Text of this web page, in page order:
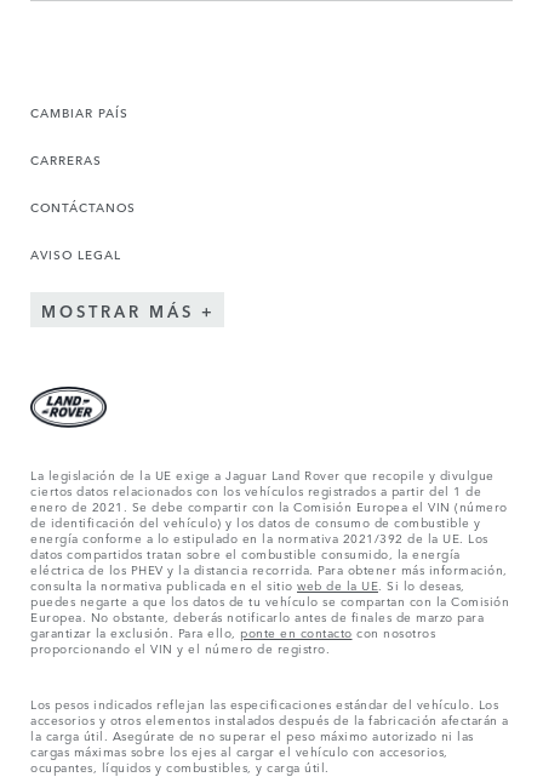
CAMBIAR PAÍS
CARRERAS
CONTÁCTANOS
AVISO LEGAL
MOSTRAR MÁS
La legislación de la UE exige a Jaguar Land Rover que recopile y divulgue
ciertos datos relacionados con los vehículos registrados a partir del 1 de
enero de 2021. Se debe compartir con la Comisión Europea el VIN (número
de identificación del vehículo) y los datos de consumo de combustible y
energía conforme a lo estipulado en la normativa 2021/392 de la UE. Los
datos compartidos tratan sobre el combustible consumido, la energía
eléctrica de los PHEV y la distancia recorrida. Para obtener más información,
consulta la normativa publicada en el sitio web de la UE . Si lo deseas,
puedes negarte a que los datos de tu vehículo se compartan con la Comisión
Europea. No obstante, deberás notificarlo antes de finales de marzo para
garantizar la exclusión. Para ello, ponte en contacto con nosotros
proporcionando el VIN y el número de registro.
Los pesos indicados reflejan las especificaciones estándar del vehículo. Los
accesorios y otros elementos instalados después de la fabricación afectarán a
la carga útil. Asegúrate de no superar el peso máximo autorizado ni las
cargas máximas sobre los ejes al cargar el vehículo con accesorios,
ocupantes, líquidos y combustibles, y carga útil.